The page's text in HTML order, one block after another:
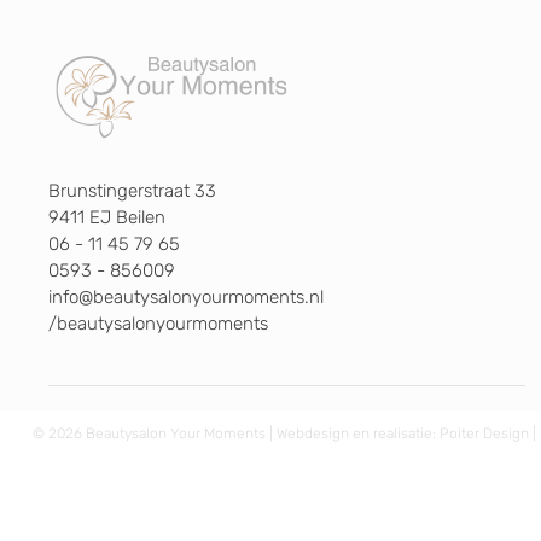
Brunstingerstraat 33
9411 EJ Beilen
06 - 11 45 79 65
0593 - 856009
info@beautysalonyourmoments.nl
/beautysalonyourmoments
© 2026 Beautysalon Your Moments | Webdesign en realisatie: Poiter Design